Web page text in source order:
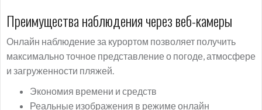
Преимущества наблюдения через веб-камеры
Онлайн наблюдение за курортом позволяет получить
максимально точное представление о погоде, атмосфере
и загруженности пляжей.
Экономия времени и средств
Реальные изображения в режиме онлайн